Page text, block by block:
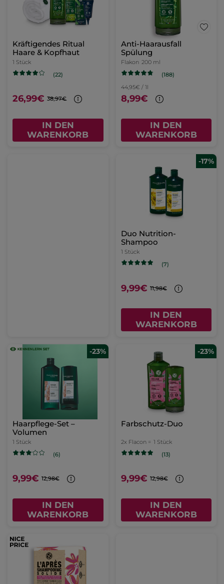
Kräftigendes Ritual
Haare & Kopfhaut
1 Stück
(22)
26,99€ 38,97€
IN DEN
WARENKORB
Anti-Haarausfall
Spülung
Flakon 200 ml
(188)
44,95€ / 1l
8,99€
IN DEN
WARENKORB
-17%
Duo Nutrition-
Shampoo
1 Stück
(7)
9,99€ 11,98€
IN DEN
WARENKORB
-23%
Haarpflege-Set –
Volumen
1 Stück
(6)
9,99€ 12,98€
IN DEN
WARENKORB
-23%
Farbschutz-Duo
2x Flacon = 1 Stück
(13)
9,99€ 12,98€
IN DEN
WARENKORB